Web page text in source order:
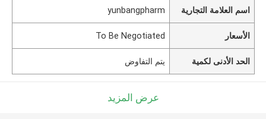
اسم العلامة التجارية yunbangpharm
الأسعار To Be Negotiated
الحد الأدنى لكمية يتم التفاوض
عرض المزيد